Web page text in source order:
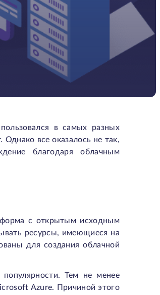
в самых разных
Однако все оказалось не так,
благодаря облачным
с открытым исходным
ресурсы, имеющиеся на
для создания облачной
Тем не менее
Azure. Причиной этого